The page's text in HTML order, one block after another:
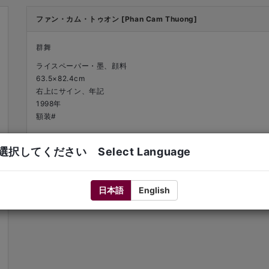
ファン・カム・トゥオン [Phan Cam Thuong]
群舞
ライスペーパー・墨、顔料
63.5×82.4cm
右上にサイン、年記
1998年
額装#
択してください Select Language
日本語 English